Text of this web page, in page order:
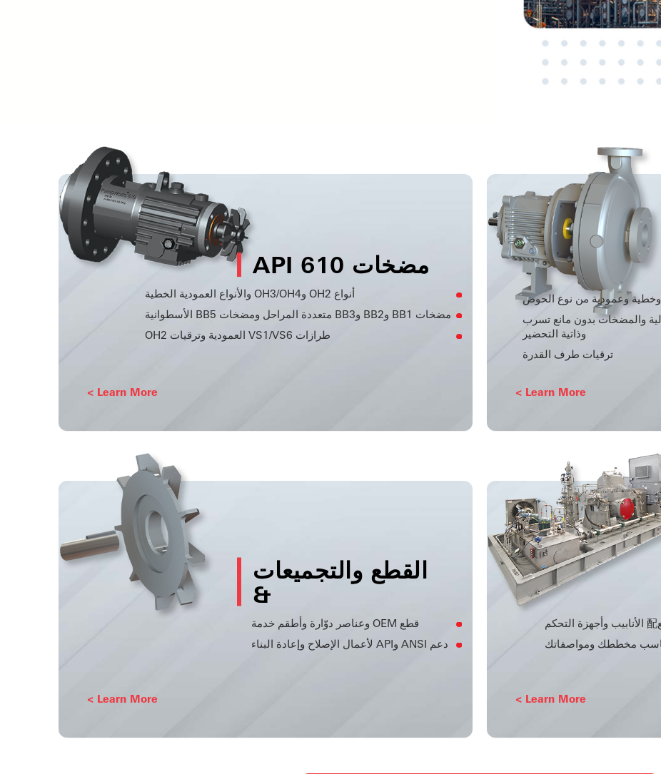
وخطية وعمودية من نوع الحوض
والمضخات بدون مانع تسرب
وذاتية التحضير
ترقيات طرف القدرة
Learn More >
مضخات API 610
أنواع OH2 وOH3/OH4 والأنواع العمودية الخطية
مضخات BB1 وBB2 وBB3 متعددة المراحل ومضخات BB5 الأسطوانية
طرازات VS1/VS6 العمودية وترقيات OH2
Learn More >
مخططك ومواصفاتك
Learn More >
القطع والتجميعات
&
قطع OEM وعناصر دوّارة وأطقم خدمة
دعم ANSI وAPI لأعمال الإصلاح وإعادة البناء
Learn More >